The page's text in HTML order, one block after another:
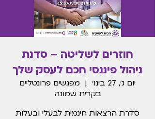
חוזרים לשליטה – סדנת
ניהול פיננסי חכם לעסק שלך
יום ג׳, 27 בינו׳
  |
מפגשים פרונטליים
בקרית שמונה
סדרת הרצאות חינמית לבעלי ובעלות